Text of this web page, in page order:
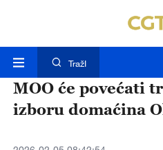
TražI
MOO će povećati
izboru domaćina